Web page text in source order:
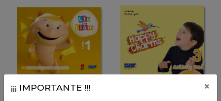
LIBRO FÍSICO
VER DETALLES VER DETALLES
¡¡¡ IMPORTANTE !!! ×